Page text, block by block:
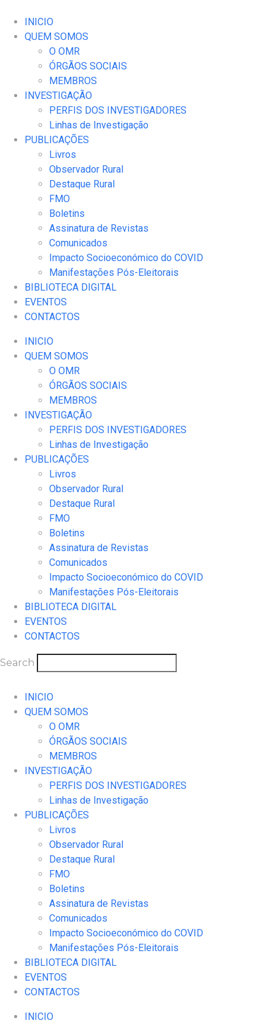
INICIO
QUEM SOMOS
O OMR
ÓRGÃOS SOCIAIS
MEMBROS
INVESTIGAÇÃO
PERFIS DOS INVESTIGADORES
Linhas de Investigação
PUBLICAÇÕES
Livros
Observador Rural
Destaque Rural
FMO
Boletins
Assinatura de Revistas
Comunicados
Impacto Socioeconómico do COVID
Manifestações Pós-Eleitorais
BIBLIOTECA DIGITAL
EVENTOS
CONTACTOS
INICIO
QUEM SOMOS
O OMR
ÓRGÃOS SOCIAIS
MEMBROS
INVESTIGAÇÃO
PERFIS DOS INVESTIGADORES
Linhas de Investigação
PUBLICAÇÕES
Livros
Observador Rural
Destaque Rural
FMO
Boletins
Assinatura de Revistas
Comunicados
Impacto Socioeconómico do COVID
Manifestações Pós-Eleitorais
BIBLIOTECA DIGITAL
EVENTOS
CONTACTOS
Search
INICIO
QUEM SOMOS
O OMR
ÓRGÃOS SOCIAIS
MEMBROS
INVESTIGAÇÃO
PERFIS DOS INVESTIGADORES
Linhas de Investigação
PUBLICAÇÕES
Livros
Observador Rural
Destaque Rural
FMO
Boletins
Assinatura de Revistas
Comunicados
Impacto Socioeconómico do COVID
Manifestações Pós-Eleitorais
BIBLIOTECA DIGITAL
EVENTOS
CONTACTOS
INICIO